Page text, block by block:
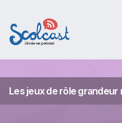
Les jeux de rôle grandeur